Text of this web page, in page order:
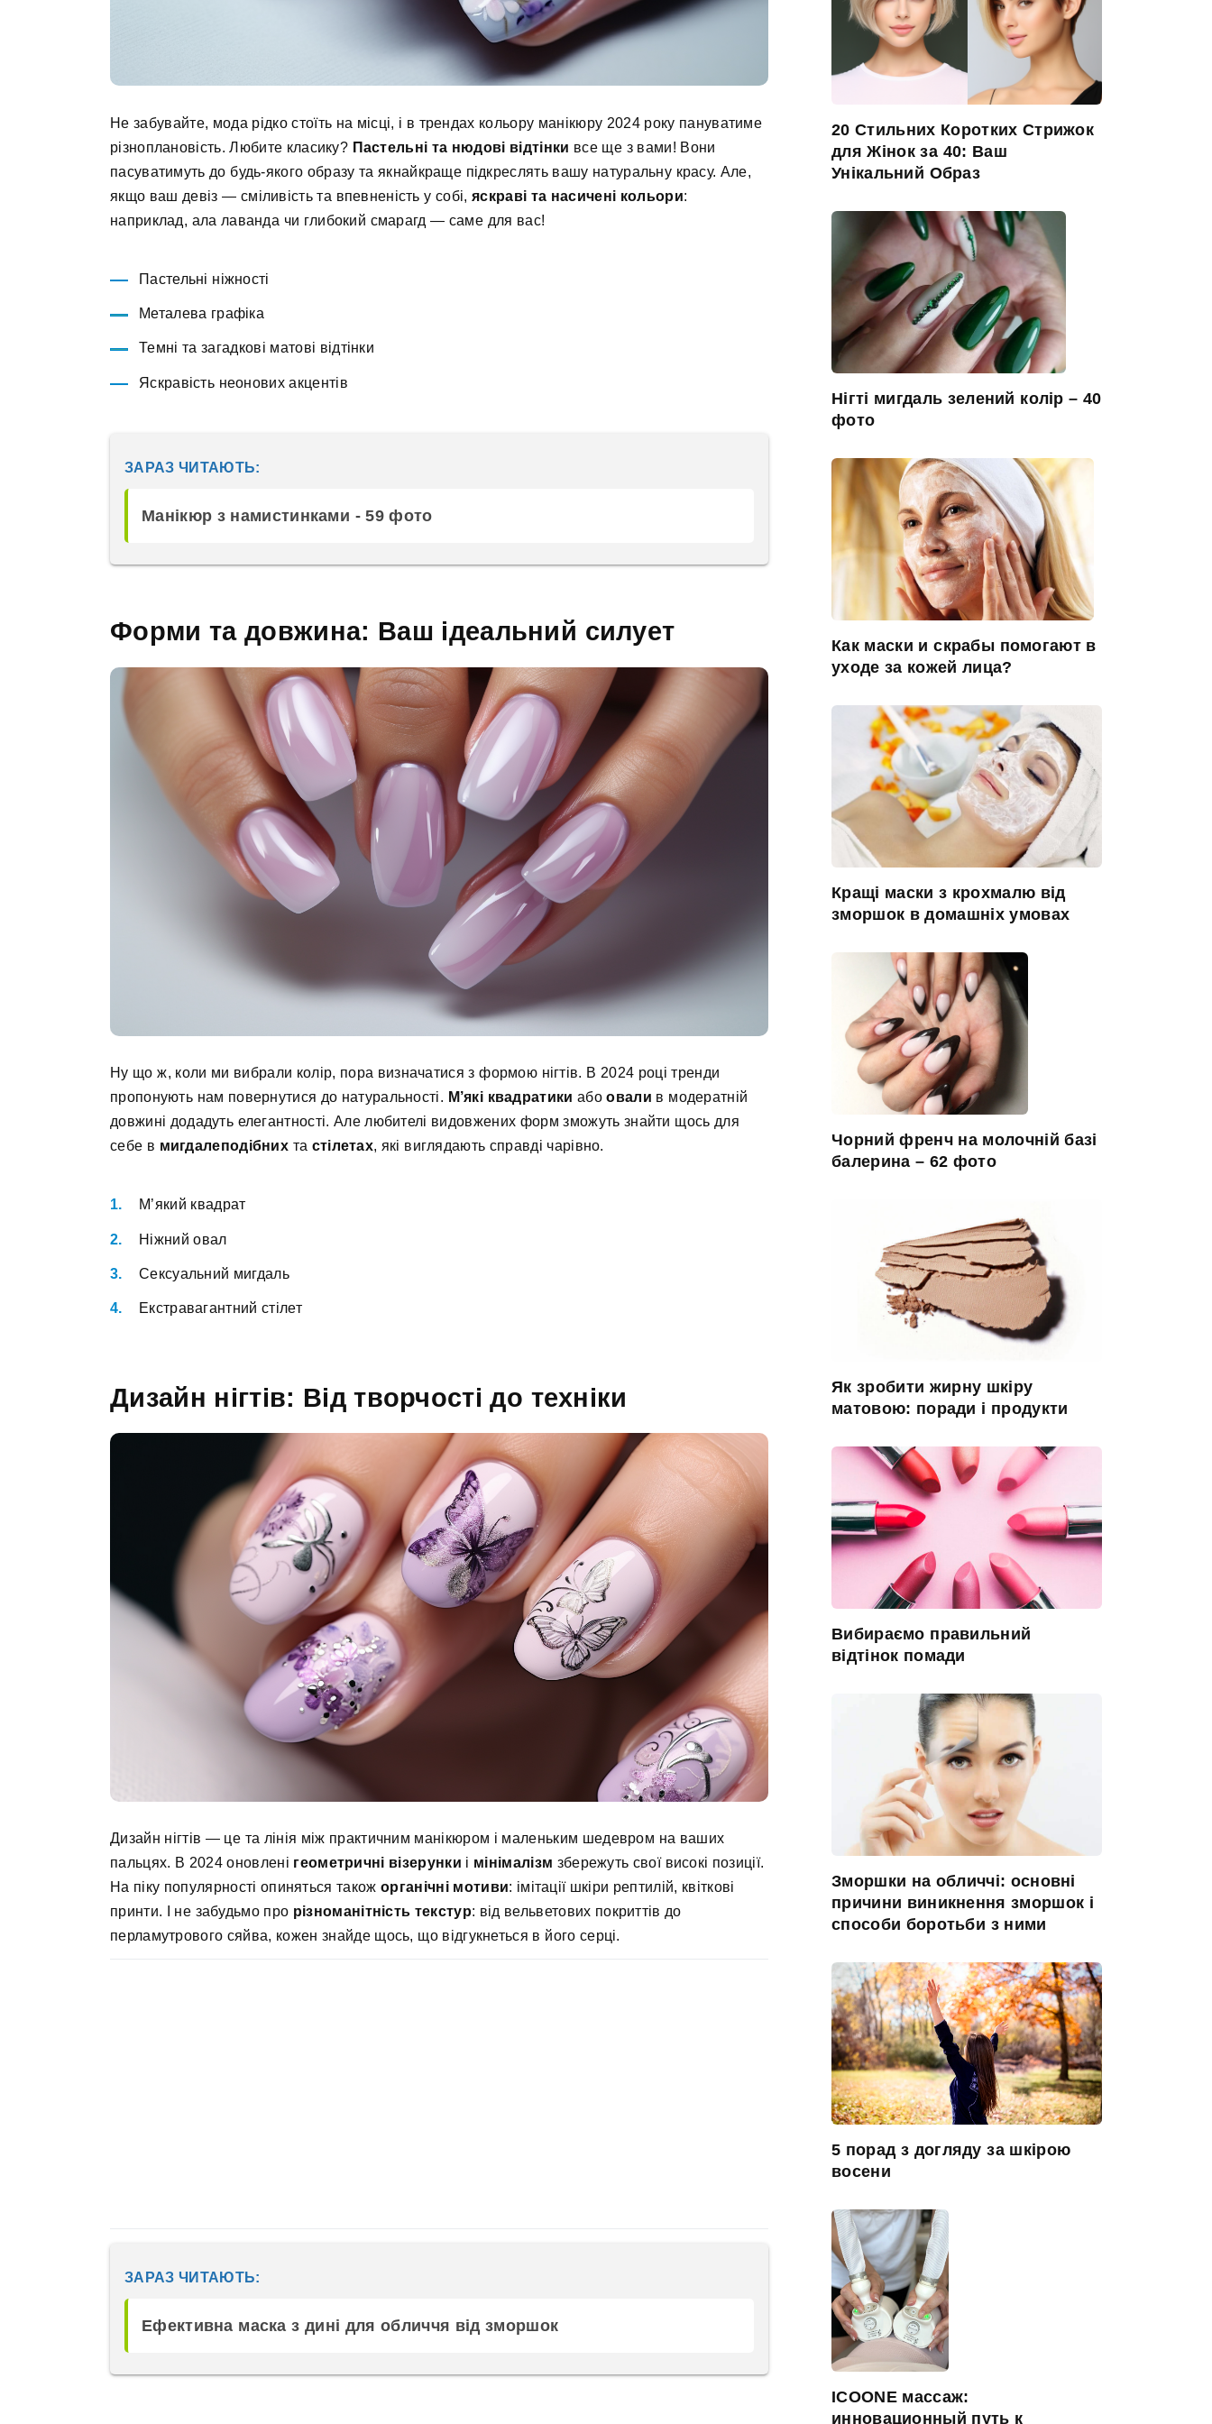
Не забувайте, мода рідко стоїть на місці, і в трендах кольору манікюру 2024 року пануватиме
різноплановість. Любите класику? Пастельні та нюдові відтінки все ще з вами! Вони
пасуватимуть до будь-якого образу та якнайкраще підкреслять вашу натуральну красу. Але,
якщо ваш девіз — сміливість та впевненість у собі,яскраві та насичені кольори:
наприклад, ала лаванда чи глибокий смарагд — саме для вас!
Пастельні ніжності
Металева графіка
Темні та загадкові матові відтінки
Яскравість неонових акцентів
ЗАРАЗ ЧИТАЮТЬ:
Манікюр з намистинками - 59 фото
Форми та довжина: Ваш ідеальний силует
Ну що ж, коли ми вибрали колір, пора визначатися з формою нігтів. В 2024 році тренди
пропонують нам повернутися до натуральності. М’які квадратики абоовали в модератній
довжині додадуть елегантності. Але любителі видовжених форм зможуть знайти щось для
себе в мигдалеподібних та стілетах, які виглядають справді чарівно.
М’який квадрат
Ніжний овал
Сексуальний мигдаль
Екстравагантний стілет
Дизайн нігтів: Від творчості до техніки
Дизайн нігтів — це та лінія між практичним манікюром і маленьким шедевром на ваших
пальцях. В 2024 оновлені геометричні візерунки і мінімалізм збережуть свої високі позиції.
На піку популярності опиняться такожорганічні мотиви: імітації шкіри рептилій, квіткові
принти. І не забудьмо про різноманітність текстур: від вельветових покриттів до
перламутрового сяйва, кожен знайде щось, що відгукнеться в його серці.
ЗАРАЗ ЧИТАЮТЬ:
Ефективна маска з дині для обличчя від зморшок
20 Стильних Коротких Стрижок
для Жінок за 40: Ваш
Унікальний Образ
Нігті мигдаль зелений колір – 40
фото
Как маски и скрабы помогают в
уходе за кожей лица?
Кращі маски з крохмалю від
зморшок в домашніх умовах
Чорний френч на молочній базі
балерина – 62 фото
Як зробити жирну шкіру
матовою: поради і продукти
Вибираємо правильний
відтінок помади
Зморшки на обличчі: основні
причини виникнення зморшок і
способи боротьби з ними
5 порад з догляду за шкірою
восени
ICOONE массаж:
инновационный путь к